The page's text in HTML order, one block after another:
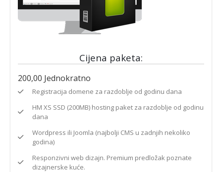
Cijena paketa:
200,00 Jednokratno
Registracija domene za razdoblje od godinu dana
HM XS SSD (200MB) hosting paket za razdoblje od godinu
dana
Wordpress ili Joomla (najbolji CMS u zadnjih nekoliko
godina)
Responzivni web dizajn. Premium predložak poznate
dizajnerske kuće.